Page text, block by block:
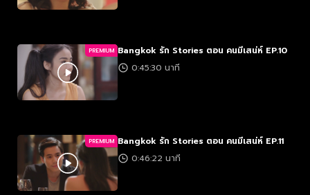
PREMIUM Bangkok รัก Stories ตอน คนมีเสน่ห์ EP.10
0:45:30 นาที
PREMIUM Bangkok รัก Stories ตอน คนมีเสน่ห์ EP.11
0:46:22 นาที